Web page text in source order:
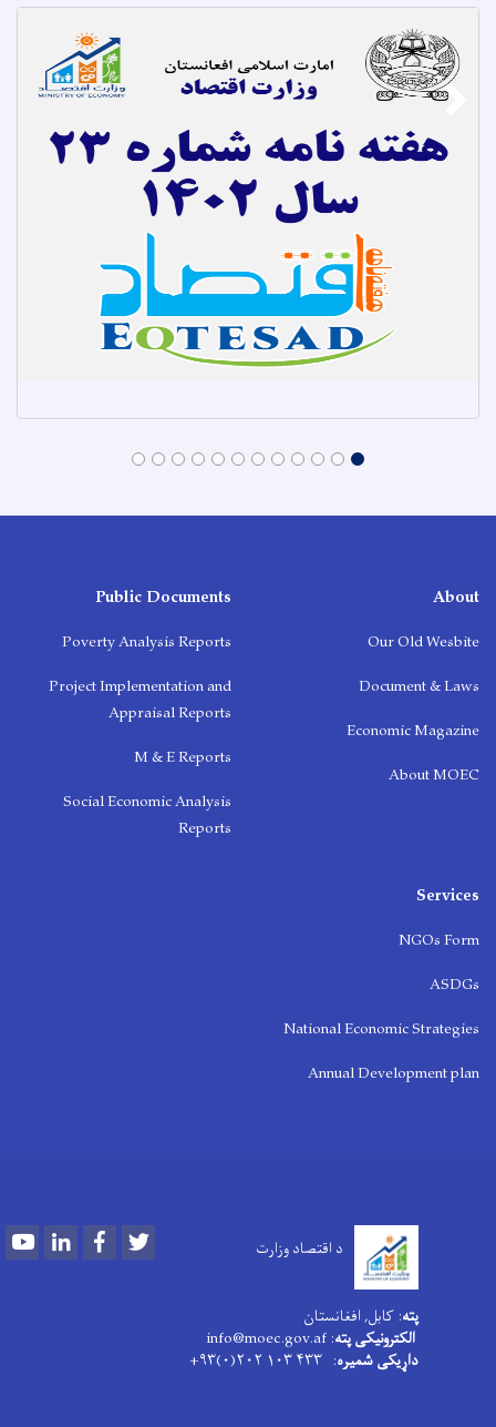
About
Our Old Wesbite
Document & Laws
Economic Magazine
About MOEC
Public Documents
Poverty Analysis Reports
Project Implementation and
Appraisal Reports
M & E Reports
Social Economic Analysis
Reports
Services
NGOs Form
ASDGs
National Economic Strategies
Annual Development plan
د اقتصاد وزارت YoutubeLinkedInFacebook
پته: کابل, افغانستان
الکترونیکی پته: info@moec.gov.af
داړیکی شمیره: ۴۳۳ ۱۰۳ ۲۰۲(۰)۹۳+